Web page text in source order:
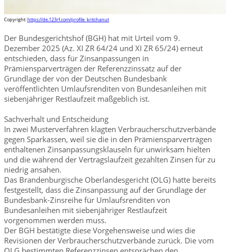
Copyright:https://de.123rf.com/profile_kritchanut
Der Bundesgerichtshof (BGH) hat mit Urteil vom 9.
Dezember 2025 (Az. XI ZR 64/24 und XI ZR 65/24) erneut
entschieden, dass für Zinsanpassungen in
Prämiensparverträgen der Referenzzinssatz auf der
Grundlage der von der Deutschen Bundesbank
veröffentlichten Umlaufsrenditen von Bundesanleihen mit
siebenjähriger Restlaufzeit maßgeblich ist.
Sachverhalt und Entscheidung
In zwei Musterverfahren klagten Verbraucherschutzverbände
gegen Sparkassen, weil sie die in den Prämiensparverträgen
enthaltenen Zinsanpassungsklauseln für unwirksam hielten
und die während der Vertragslaufzeit gezahlten Zinsen für zu
niedrig ansahen.
Das Brandenburgische Oberlandesgericht (OLG) hatte bereits
festgestellt, dass die Zinsanpassung auf der Grundlage der
Bundesbank-Zinsreihe für Umlaufsrenditen von
Bundesanleihen mit siebenjähriger Restlaufzeit
vorgenommen werden muss.
Der BGH bestätigte diese Vorgehensweise und wies die
Revisionen der Verbraucherschutzverbände zurück. Die vom